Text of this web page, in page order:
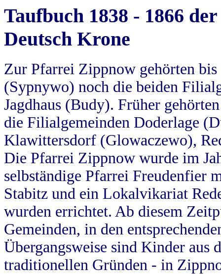
Taufbuch 1838 - 1866
Deutsch Krone
Zur Pfarrei Zippnow gehörten
(Sypnywo) noch die beiden
Jagdhaus (Budy). Früher
die Filialgemeinden Doderlage
Klawittersdorf (Glowaczewo),
Die Pfarrei Zippnow wurde im
selbständige Pfarrei Freudenfier
Stabitz und ein Lokalvikariat
wurden errichtet. Ab diesem
Gemeinden, in den
Übergangsweise sind Kinder aus
traditionellen Gründen - in